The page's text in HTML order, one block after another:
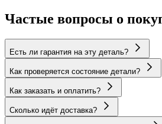
Частые вопросы о
Есть ли гарантия на эту деталь?
Как проверяется состояние детали?
Как заказать и оплатить?
Сколько идёт доставка?